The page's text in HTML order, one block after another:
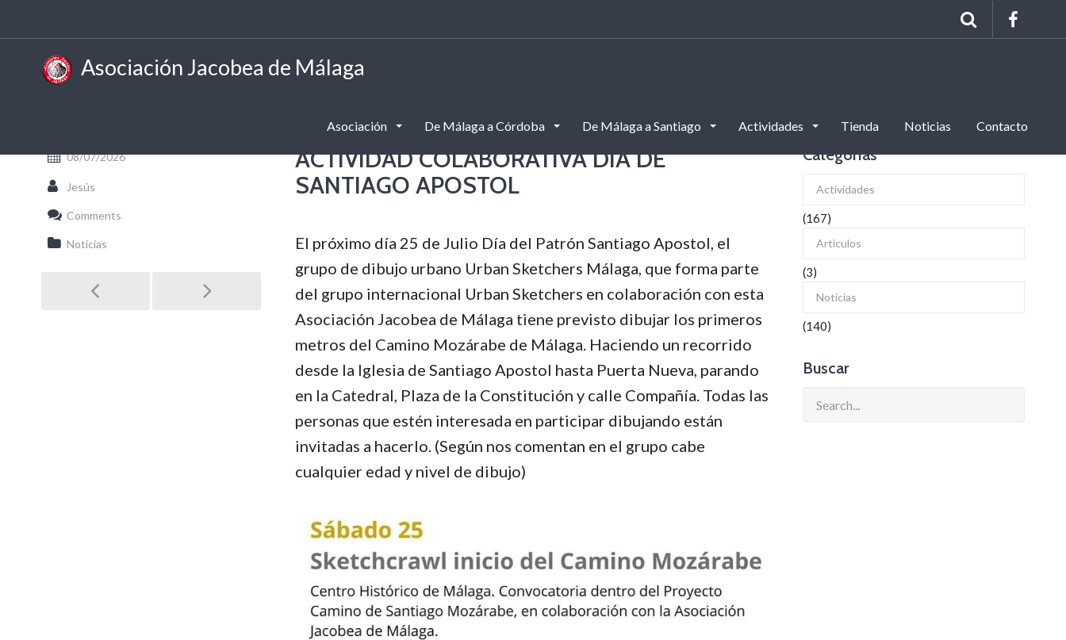
Asociación Jacobea de Málaga
Asociación De Málaga a Córdoba De Málaga a Santiago Actividades Tienda Noticias Contacto
ACTIVIDAD COLABORATIVA DÍA DE
SANTIAGO APOSTOL
El próximo día 25 de Julio Día del Patrón Santiago Apostol, el
grupo de dibujo urbano Urban Sketchers Málaga, que forma parte
del grupo internacional Urban Sketchers en colaboración con esta
Asociación Jacobea de Málaga tiene previsto dibujar los primeros
metros del Camino Mozárabe de Málaga. Haciendo un recorrido
desde la Iglesia de Santiago Apostol hasta Puerta Nueva, parando
en la Catedral, Plaza de la Constitución y calle Compañía. Todas las
personas que estén interesada en participar dibujando están
invitadas a hacerlo. (Según nos comentan en el grupo cabe
cualquier edad y nivel de dibujo)
08/07/2026
Jesús
Comments
Noticias
Post
Categorías
Actividades
(167)
Artículos
(3)
Noticias
(140)
Buscar